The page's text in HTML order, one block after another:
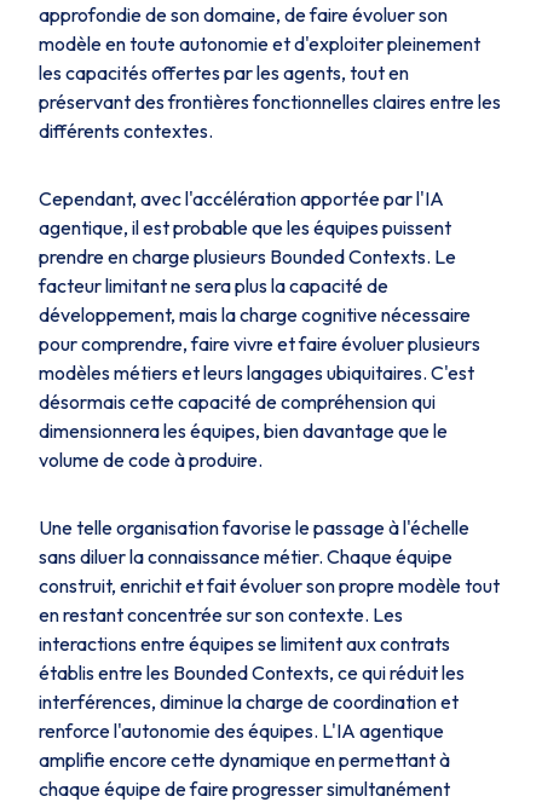
approfondie de son domaine, de faire évoluer son
modèle en toute autonomie et d'exploiter pleinement
les capacités offertes par les agents, tout en
préservant des frontières fonctionnelles claires entre les
différents contextes.
Cependant, avec l'accélération apportée par l'IA
agentique, il est probable que les équipes puissent
prendre en charge plusieurs Bounded Contexts. Le
facteur limitant ne sera plus la capacité de
développement, mais la charge cognitive nécessaire
pour comprendre, faire vivre et faire évoluer plusieurs
modèles métiers et leurs langages ubiquitaires. C'est
désormais cette capacité de compréhension qui
dimensionnera les équipes, bien davantage que le
volume de code à produire.
Une telle organisation favorise le passage à l'échelle
sans diluer la connaissance métier. Chaque équipe
construit, enrichit et fait évoluer son propre modèle tout
en restant concentrée sur son contexte. Les
interactions entre équipes se limitent aux contrats
établis entre les Bounded Contexts, ce qui réduit les
interférences, diminue la charge de coordination et
renforce l'autonomie des équipes. L'IA agentique
amplifie encore cette dynamique en permettant à
chaque équipe de faire progresser simultanément